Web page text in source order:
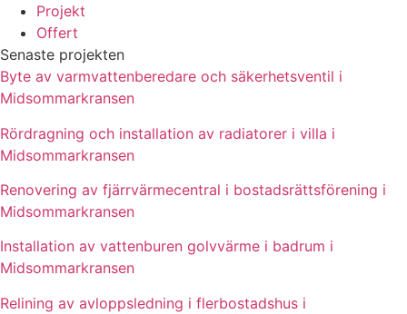
Projekt
Offert
Senaste projekten
Byte av varmvattenberedare och säkerhetsventil i
Midsommarkransen
Rördragning och installation av radiatorer i villa i
Midsommarkransen
Renovering av fjärrvärmecentral i bostadsrättsförening i
Midsommarkransen
Installation av vattenburen golvvärme i badrum i
Midsommarkransen
Relining av avloppsledning i flerbostadshus i